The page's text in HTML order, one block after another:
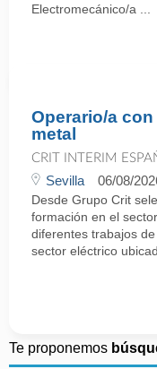
Electromecánico/a ...
Operario/a
metal
CRIT INTERIM
Sevilla 06/08/
Desde Grupo Crit
formación en el
diferentes trabajos
sector eléctrico
Te proponemos